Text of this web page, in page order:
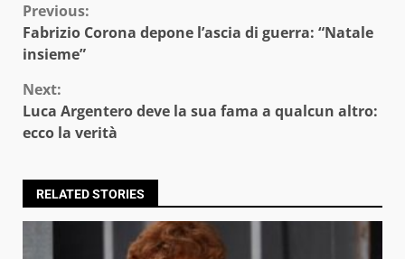
Continue
Reading
Previous:
Fabrizio Corona depone l’ascia di guerra: “Natale
insieme”
Next:
Luca Argentero deve la sua fama a qualcun altro:
ecco la verità
RELATED STORIES